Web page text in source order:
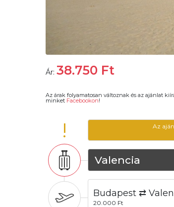
Ár: 38.750 Ft
Az árak folyamatosan változnak és az ajánlat
minket Facebookon!
!
Az
Valencia
Budapest ⇄
20.000 Ft